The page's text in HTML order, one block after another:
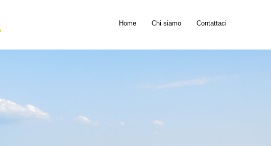
Home Chi siamo Contattaci